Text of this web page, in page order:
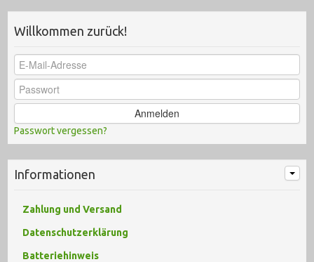
Willkommen zurück!
Anmelden
Passwort vergessen?
Informationen
Zahlung und Versand
Datenschutzerklärung
Batteriehinweis